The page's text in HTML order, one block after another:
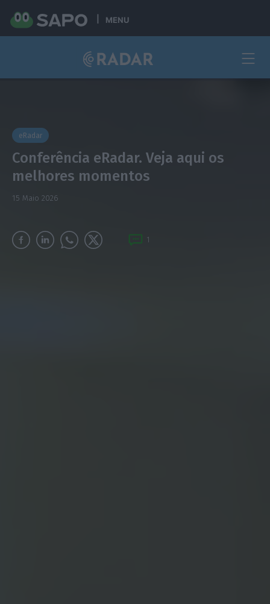
MENU
eRadar
Conferência eRadar. Veja aqui os
melhores momentos
15 Maio 2026
1